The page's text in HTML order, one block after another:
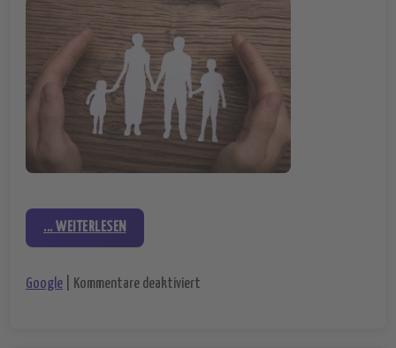
... WEITERLESEN
Google Kommentare deaktiviert